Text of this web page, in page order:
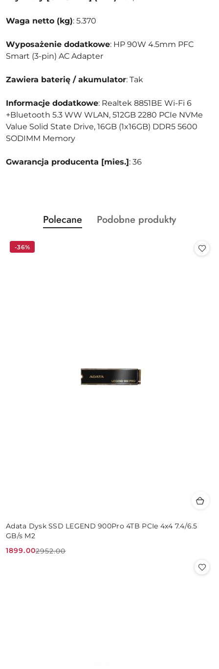
Waga netto (kg): 5.370
Wyposażenie dodatkowe: HP 90W 4.5mm PFC
Smart (3-pin) AC Adapter
Zawiera baterię / akumulator: Tak
Informacje dodatkowe: Realtek 8851BE Wi-Fi 6
+Bluetooth 5.3 WW WLAN, 512GB 2280 PCIe NVMe
Value Solid State Drive, 16GB (1x16GB) DDR5 5600
SODIMM Memory
Gwarancja producenta [mies.]: 36
Pomiń karuzelę produktów
Produkty
o
Polecane
Produkty
Podobne produkty
Adata Dysk SSD LEGEND 900Pro 4TB PCIe 4x4 7.4/6.5
GB/s M2
Cena
1899.00
Cena
2952.00
-36%